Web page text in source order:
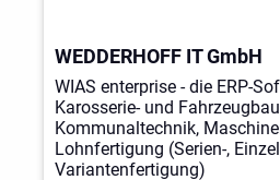
WEDDERHOFF IT GmbH
WIAS enterprise - die ERP-
Karosserie- und
Kommunaltechnik,
Lohnfertigung (Serien-,
Variantenfertigung)